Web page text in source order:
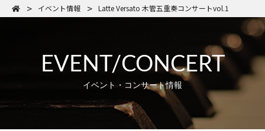
イベント情報
Latte Versato 木管五重奏コンサートvol.1
EVENT/CONCERT
イベント・コンサート情報